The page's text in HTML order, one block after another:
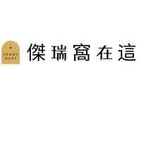
主
要